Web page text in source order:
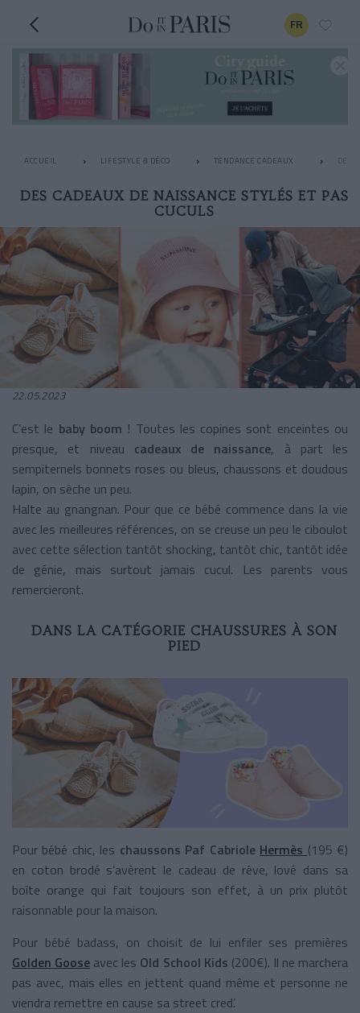
FR
ACCUEIL LIFESTYLE & DÉCO TENDANCE CADEAUX
DES CADEAUX DE NAISSANCE STYLÉS ET PAS
CUCULS
22.05.2023
C’est le baby boom ! Toutes les copines sont enceintes ou
presque, et niveau cadeaux de naissance, à part les
sempiternels bonnets roses ou bleus, chaussons et doudous
lapin, on sèche un peu.
Halte au gnangnan. Pour que ce bébé commence dans la vie
avec les meilleures références, on se creuse un peu le ciboulot
avec cette sélection tantôt shocking, tantôt chic, tantôt idée
de génie, mais surtout jamais cucul. Les parents vous
remercieront.
DANS LA CATÉGORIE CHAUSSURES À SON
PIED
Pour bébé chic, les chaussons Paf Cabriole Hermès (195 €)
en coton brodé s’avèrent le cadeau de rêve, lové dans sa
boîte orange qui fait toujours son effet, à un prix plutôt
raisonnable pour la maison.
Pour bébé badass, on choisit de lui enfiler ses premières
Golden Goose avec les Old School Kids (200€). Il ne marchera
pas avec, mais elles en jettent quand même et personne ne
viendra remettre en cause sa street cred’.